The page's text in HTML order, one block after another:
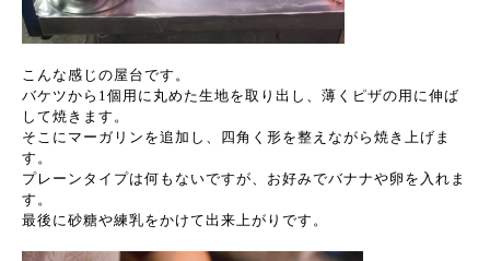
こんな感じの屋台です。
バケツから1個用に丸めた生地を取り出し、薄くピザの用に伸ば
して焼きます。
そこにマーガリンを追加し、四角く形を整えながら焼き上げま
す。
プレーンタイプは何もないですが、お好みでバナナや卵を入れま
す。
最後に砂糖や練乳をかけて出来上がりです。